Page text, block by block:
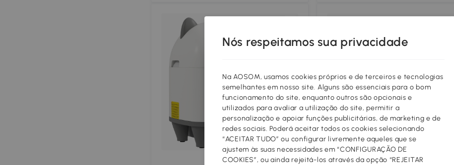
Nós respeitamos sua privacidade
Na AOSOM, usamos cookies próprios e de terceiros e tecnologias
semelhantes em nosso site. Alguns são essenciais para o bom
funcionamento do site, enquanto outros são opcionais e
utilizados para avaliar a utilização do site, permitir a
personalização e apoiar funções publicitárias, de marketing e de
redes sociais. Poderá aceitar todos os cookies selecionando
“ACEITAR TUDO” ou configurar livremente aqueles que se
ajustem às suas necessidades em “CONFIGURAÇÃO DE
COOKIES”, ou ainda rejeitá-los através da opção “REJEITAR